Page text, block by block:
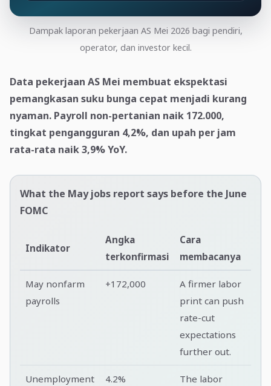
Dampak laporan pekerjaan AS Mei 2026 bagi pendiri,
operator, dan investor kecil.
Data pekerjaan AS Mei membuat ekspektasi
pemangkasan suku bunga cepat menjadi kurang
nyaman. Payroll non-pertanian naik 172.000,
tingkat pengangguran 4,2%, dan upah per jam
rata-rata naik 3,9% YoY.
What the May jobs report says before the June
FOMC
Indikator
Angka
terkonfirmasi
Cara
membacanya
May nonfarm
payrolls
+172,000
A firmer labor
print can push
rate-cut
expectations
further out.
Unemployment
4.2%
The labor